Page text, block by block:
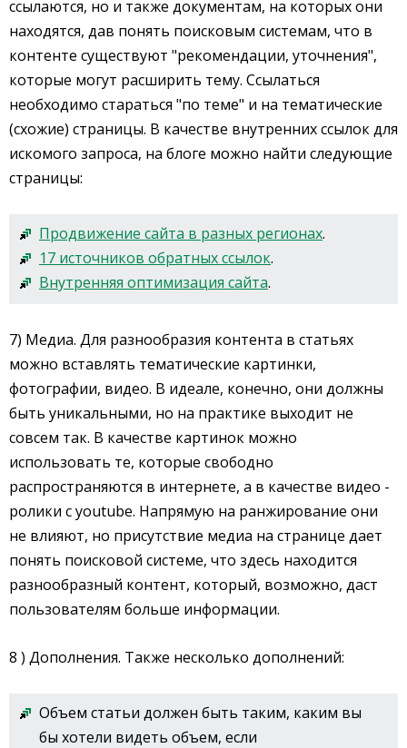
ссылаются, но и также документам, на которых они
находятся, дав понять поисковым системам, что в
контенте существуют "рекомендации, уточнения",
которые могут расширить тему. Ссылаться
необходимо стараться "по теме" и на тематические
(схожие) страницы. В качестве внутренних ссылок для
искомого запроса, на блоге можно найти следующие
страницы:
Продвижение сайта в разных регионах.
17 источников обратных ссылок.
Внутренняя оптимизация сайта.
7) Медиа. Для разнообразия контента в статьях
можно вставлять тематические картинки,
фотографии, видео. В идеале, конечно, они должны
быть уникальными, но на практике выходит не
совсем так. В качестве картинок можно
использовать те, которые свободно
распространяются в интернете, а в качестве видео -
ролики с youtube. Напрямую на ранжирование они
не влияют, но присутствие медиа на странице дает
понять поисковой системе, что здесь находится
разнообразный контент, который, возможно, даст
пользователям больше информации.
8 ) Дополнения. Также несколько дополнений:
Объем статьи должен быть таким, каким вы
бы хотели видеть объем, если